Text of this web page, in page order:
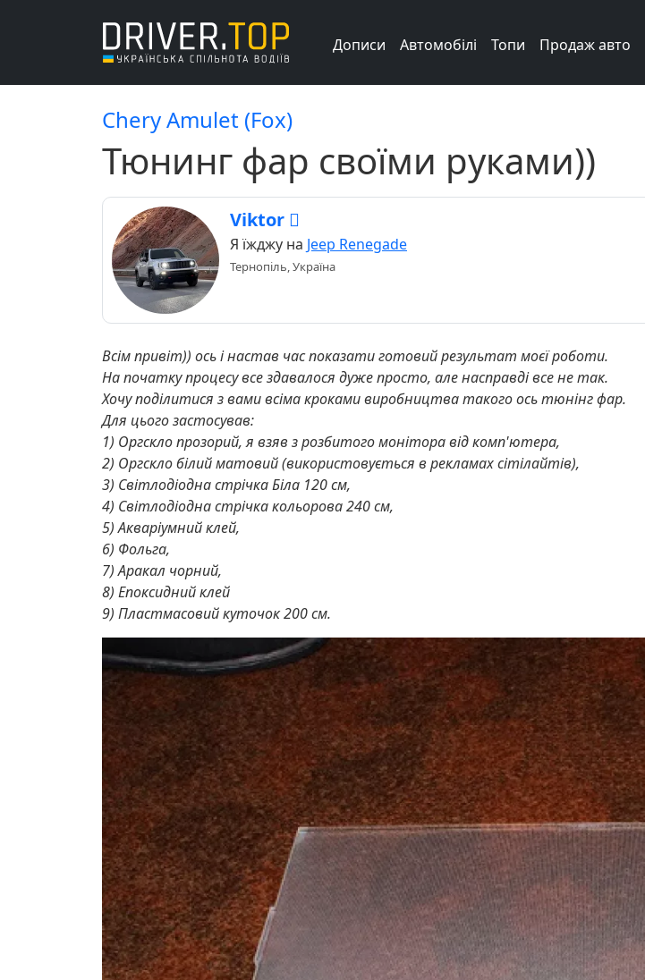
Дописи Автомобілі Топи Продаж авто
Chery Amulet (Fox)
Тюнинг фар своїми руками))
Viktor 
Я їжджу на Jeep Renegade
Тернопіль, Україна
Всім привіт)) ось і настав час показати готовий результат моєї роботи.
На початку процесу все здавалося дуже просто, але насправді все не так.
Хочу поділитися з вами всіма кроками виробництва такого ось тюнінг фар.
Для цього застосував:
1) Оргскло прозорий, я взяв з розбитого монітора від комп'ютера,
2) Оргскло білий матовий (використовується в рекламах сітілайтів),
3) Світлодіодна стрічка Біла 120 см,
4) Світлодіодна стрічка кольорова 240 см,
5) Акваріумний клей,
6) Фольга,
7) Аракал чорний,
8) Епоксидний клей
9) Пластмасовий куточок 200 см.